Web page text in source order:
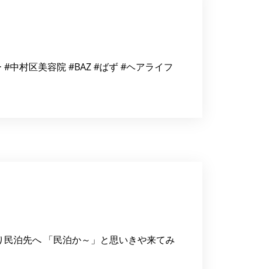
中村区美容院 #BAZ #ばず #ヘアライフ
泊先へ 「民泊か～」と思いきや来てみ